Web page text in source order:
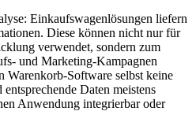
Einkaufswagenlösungen liefern
Diese können nicht nur für
verwendet, sondern zum
und Marketing-Kampagnen
Warenkorb-Software selbst keine
Daten meistens
Anwendung integrierbar oder